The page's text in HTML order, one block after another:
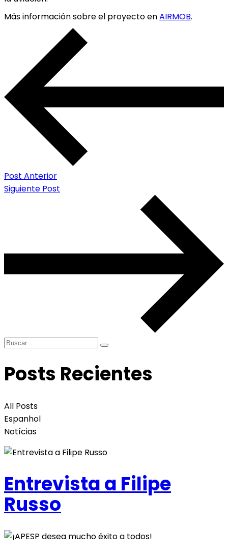
Más información sobre el proyecto enAIRMOB.
Post Anterior
Siguiente Post
Posts Recientes
All Posts
Espanhol
Notícias
Entrevista a Filipe
Russo